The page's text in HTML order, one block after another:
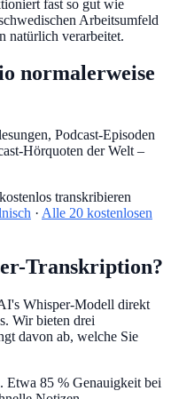
fast so gut wie
Arbeitsumfeld
natürlich verarbeitet.
normalerweise
Podcast-Episoden
Hörquoten der Welt –
transkribieren
· Alle 20 kostenlosen
Transkription?
Whisper-Modell direkt
Wir bieten drei
davon ab, welche Sie
85 % Genauigkeit bei